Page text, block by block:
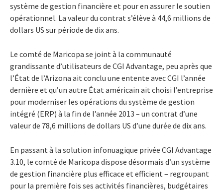
système de gestion financière et pour en assurer le soutien
opérationnel. La valeur du contrat s’élève à 44,6 millions de
dollars US sur période de dix ans.
Le comté de Maricopa se joint à la communauté
grandissante d’utilisateurs de CGI Advantage, peu après que
l’État de l’Arizona ait conclu une entente avec CGI l’année
dernière et qu’un autre État américain ait choisi l’entreprise
pour moderniser les opérations du système de gestion
intégré (ERP) à la fin de l’année 2013 – un contrat d’une
valeur de 78,6 millions de dollars US d’une durée de dix ans.
En passant à la solution infonuagique privée CGI Advantage
3.10, le comté de Maricopa dispose désormais d’un système
de gestion financière plus efficace et efficient – regroupant
pour la première fois ses activités financières, budgétaires